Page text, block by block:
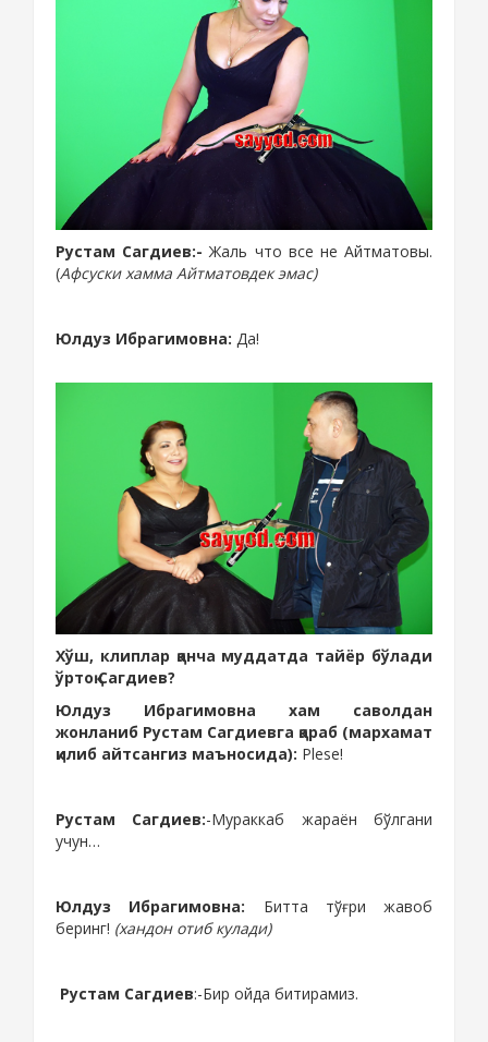
Рустам Сагдиев:- Жаль что все не Айтматовы.
(Афсуски хамма Айтматовдек эмас)
Юлдуз Ибрагимовна: Да!
Хўш, клиплар қанча муддатда тайёр бўлади
ўртоқ Сагдиев?
Юлдуз Ибрагимовна хам саволдан
жонланиб Рустам Сагдиевга қараб (мархамат
қилиб айтсангиз маъносида): Plese!
Рустам Сагдиев:-Мураккаб жараён бўлгани
учун…
Юлдуз Ибрагимовна: Битта тўғри жавоб
беринг! (хандон отиб кулади)
Рустам Сагдиев:-Бир ойда битирамиз.